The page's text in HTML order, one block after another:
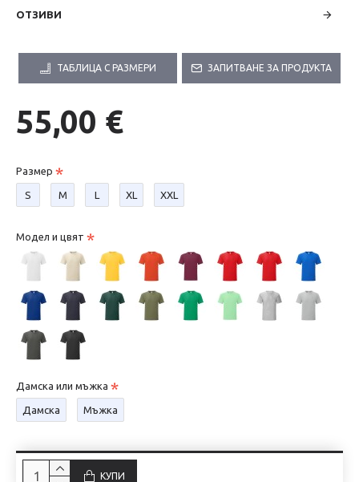
ОТЗИВИ
ТАБЛИЦА С РАЗМЕРИ ЗАПИТВАНЕ ЗА ПРОДУКТА
55,00 €
Размер
S М L XL XXL
Модел и цвят
Дамска или мъжка
Дамска Мъжка
КУПИ